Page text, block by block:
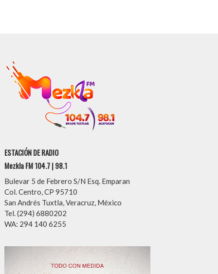
ESTACIÓN DE RADIO
Mezkla FM 104.7 | 98.1
Bulevar 5 de Febrero S/N Esq. Emparan
Col. Centro, CP 95710
San Andrés Tuxtla, Veracruz, México
Tel. (294) 6880202
WA: 294 140 6255